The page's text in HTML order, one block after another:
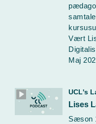
Vært
Maj
UCL's
Lises
Sæson